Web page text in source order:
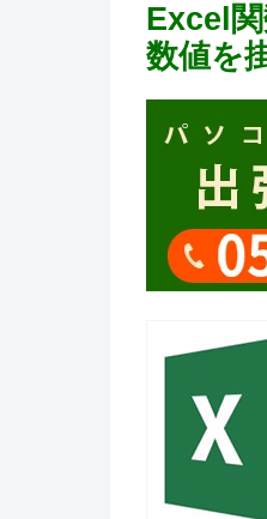
Excel
数値を